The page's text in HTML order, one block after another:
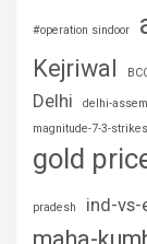
#operation sindoor
Kejriwal
Delhi delhi-
magnitude-7-3-strikes
gold
pradesh ind-vs-